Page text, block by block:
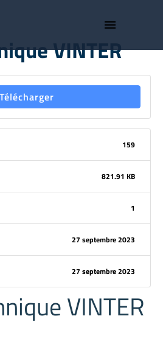
menu
VINTER
Télécharger
159
821.91 KB
1
27 septembre 2023
27 septembre 2023
VINTER